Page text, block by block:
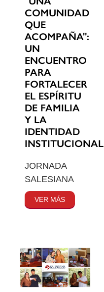
COMUNIDAD
QUE
ACOMPAÑA":
UN
ENCUENTRO
PARA
FORTALECER
EL ESPÍRITU
DE FAMILIA
Y LA
IDENTIDAD
INSTITUCIONAL
JORNADA
SALESIANA
VER MÁS